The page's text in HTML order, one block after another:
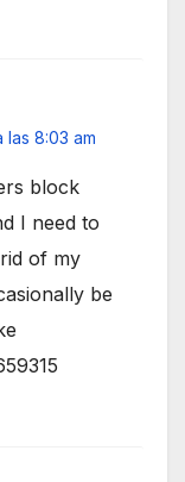
8:03 am
block
I need to
of my
be